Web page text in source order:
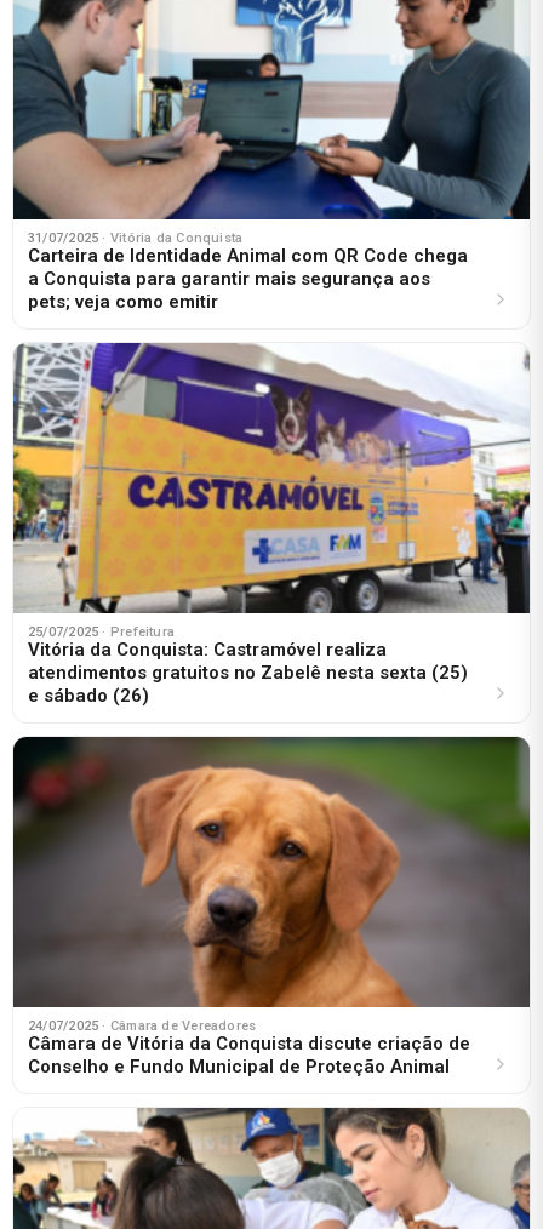
31/07/2025 · Vitória da Conquista
Carteira de Identidade Animal com QR Code chega
a Conquista para garantir mais segurança aos
pets; veja como emitir
25/07/2025 · Prefeitura
Vitória da Conquista: Castramóvel realiza
atendimentos gratuitos no Zabelê nesta sexta (25)
e sábado (26)
24/07/2025 · Câmara de Vereadores
Câmara de Vitória da Conquista discute criação de
Conselho e Fundo Municipal de Proteção Animal